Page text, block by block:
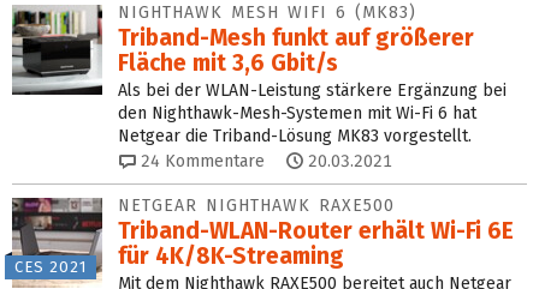
NIGHTHAWK MESH WIFI 6 (MK83)
Triband-Mesh funkt auf größerer
Fläche mit 3,6 Gbit/s
Als bei der WLAN-Leistung stärkere Ergänzung bei
den Nighthawk-Mesh-Systemen mit Wi-Fi 6 hat
Netgear die Triband-Lösung MK83 vorgestellt.
24 Kommentare 20.03.2021
CES 2021
NETGEAR NIGHTHAWK RAXE500
Triband-WLAN-Router erhält Wi-Fi 6E
für 4K/8K-Streaming
Mit dem Nighthawk RAXE500 bereitet auch Netgear